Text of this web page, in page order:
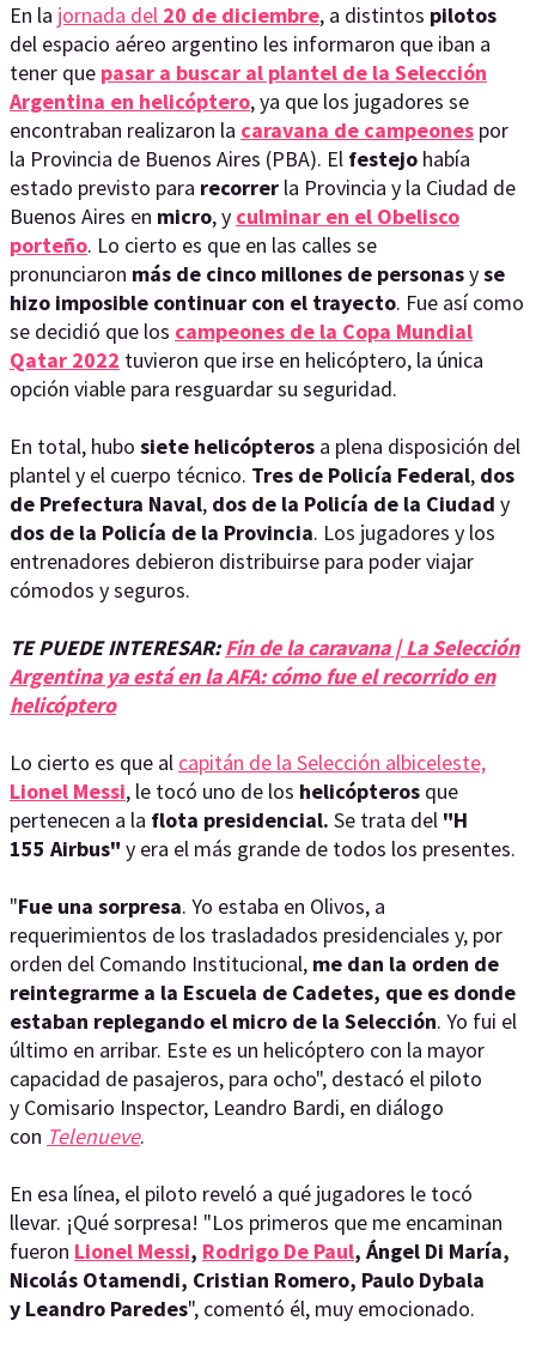
En la jornada del 20 de diciembre, a distintos pilotos
del espacio aéreo argentino les informaron que iban a
tener que pasar a buscar al plantel de la Selección
Argentina en helicóptero, ya que los jugadores se
encontraban realizaron la caravana de campeones por
la Provincia de Buenos Aires (PBA). El festejo había
estado previsto para recorrer la Provincia y la Ciudad de
Buenos Aires en micro, y culminar en el Obelisco
porteño. Lo cierto es que en las calles se
pronunciaron más de cinco millones de personasyse
hizo imposible continuar con el trayecto. Fue así como
se decidió que los campeones de la Copa Mundial
Qatar 2022 tuvieron que irse en helicóptero, la única
opción viable para resguardar su seguridad.
En total, hubo siete helicópteros a plena disposición del
plantel y el cuerpo técnico. Tres de Policía Federal, dos
de Prefectura Naval, dos de la Policía de la Ciudad y
dos de la Policía de la Provincia. Los jugadores y los
entrenadores debieron distribuirse para poder viajar
cómodos y seguros.
TE PUEDE INTERESAR:Fin de la caravana | La Selección
Argentina ya está en la AFA: cómo fue el recorrido en
helicóptero
Lo cierto es que al capitán de la Selección albiceleste,
Lionel Messi, le tocó uno de los helicópteros que
pertenecen a la flota presidencial. Se trata del "H
155 Airbus" y era el más grande de todos los presentes.
"Fue una sorpresa. Yo estaba en Olivos, a
requerimientos de los trasladados presidenciales y, por
orden del Comando Institucional, me dan la orden de
reintegrarme a la Escuela de Cadetes, que es donde
estaban replegando el micro de la Selección. Yo fui el
último en arribar. Este es un helicóptero con la mayor
capacidad de pasajeros, para ocho", destacó el piloto
y Comisario Inspector, Leandro Bardi, en diálogo
con Telenueve.
En esa línea, el piloto reveló a qué jugadores le tocó
llevar. ¡Qué sorpresa! "Los primeros que me encaminan
fueron Lionel Messi, Rodrigo De Paul, Ángel Di María,
Nicolás Otamendi, Cristian Romero, Paulo Dybala
y Leandro Paredes", comentó él, muy emocionado.